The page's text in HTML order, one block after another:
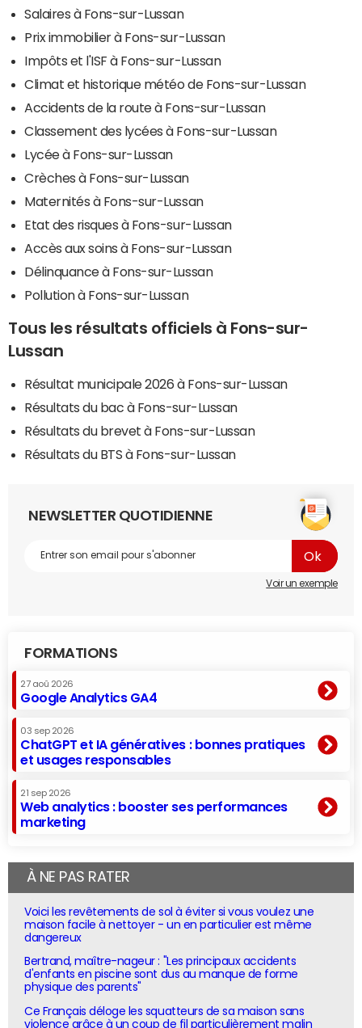
Salaires à Fons-sur-Lussan
Prix immobilier à Fons-sur-Lussan
Impôts et l'ISF à Fons-sur-Lussan
Climat et historique météo de Fons-sur-Lussan
Accidents de la route à Fons-sur-Lussan
Classement des lycées à Fons-sur-Lussan
Lycée à Fons-sur-Lussan
Crèches à Fons-sur-Lussan
Maternités à Fons-sur-Lussan
Etat des risques à Fons-sur-Lussan
Accès aux soins à Fons-sur-Lussan
Délinquance à Fons-sur-Lussan
Pollution à Fons-sur-Lussan
Tous les résultats officiels à Fons-sur-
Lussan
Résultat municipale 2026 à Fons-sur-Lussan
Résultats du bac à Fons-sur-Lussan
Résultats du brevet à Fons-sur-Lussan
Résultats du BTS à Fons-sur-Lussan
NEWSLETTER QUOTIDIENNE
Voir un exemple
FORMATIONS
27 aoû 2026
Google Analytics GA4
03 sep 2026
ChatGPT et IA génératives : bonnes pratiques
et usages responsables
21 sep 2026
Web analytics : booster ses performances
marketing
À NE PAS RATER
Voici les revêtements de sol à éviter si vous voulez une
maison facile à nettoyer - un en particulier est même
dangereux
Bertrand, maître-nageur : "Les principaux accidents
d'enfants en piscine sont dus au manque de forme
physique des parents"
Ce Français déloge les squatteurs de sa maison sans
violence grâce à un coup de fil particulièrement malin